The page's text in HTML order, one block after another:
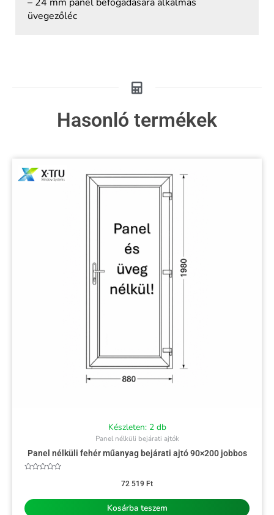
üvegezőléc
Hasonló termékek
Készleten: 2 db
Panel nélküli bejárati ajtók
Panel nélküli fehér műanyag bejárati ajtó 90×200 jobbos
72 519 Ft
Kosárba teszem